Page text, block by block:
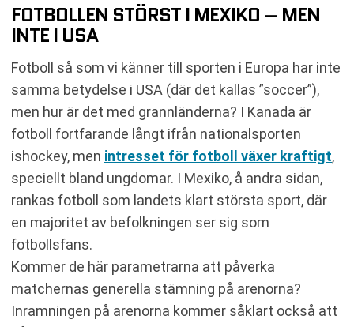
FOTBOLLEN STÖRST I MEXIKO – MEN
INTE I USA
Fotboll så som vi känner till sporten i Europa har inte
samma betydelse i USA (där det kallas ”soccer”),
men hur är det med grannländerna? I Kanada är
fotboll fortfarande långt ifrån nationalsporten
ishockey, men intresset för fotboll växer kraftigt,
speciellt bland ungdomar. I Mexiko, å andra sidan,
rankas fotboll som landets klart största sport, där
en majoritet av befolkningen ser sig som
fotbollsfans.
Kommer de här parametrarna att påverka
matchernas generella stämning på arenorna?
Inramningen på arenorna kommer såklart också att